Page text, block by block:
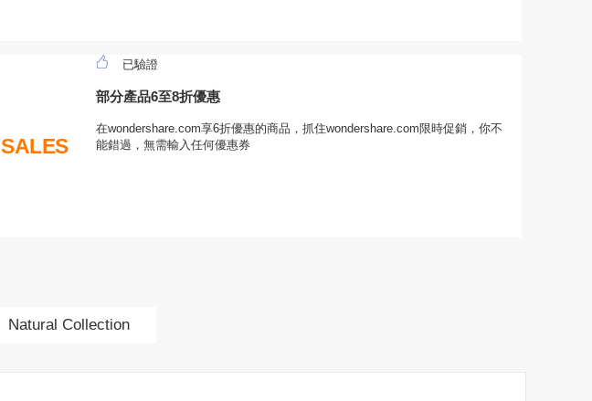
SALES
已驗證
部分產品6至8折優惠
在wondershare.com享6折優惠的商品，抓住wondershare.com限時促銷，你不
能錯過，無需輸入任何優惠券
Natural Collection